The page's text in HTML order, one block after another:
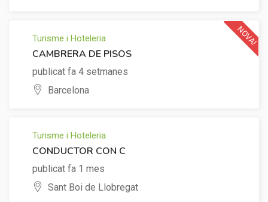
Turisme i Hoteleria
CAMBRERA DE PISOS
publicat fa 4 setmanes
Barcelona
NOVA!
Turisme i Hoteleria
CONDUCTOR CON C
publicat fa 1 mes
Sant Boi de Llobregat